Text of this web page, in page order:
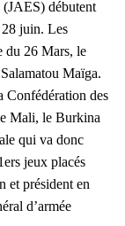
(JAES) débutent
28 juin. Les
du 26 Mars, le
Maïga.
Confédération des
Mali, le Burkina
qui va donc
jeux placés
et président en
d’armée